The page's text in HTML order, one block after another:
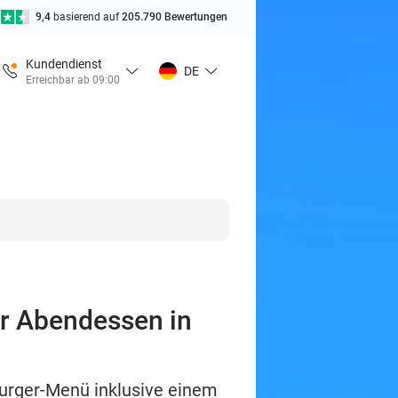
9,4 basierend auf205.790 Bewertungen
Kundendienst
Erreichbar ab 09:00
DE
Abendessen in
Menü inklusive einem